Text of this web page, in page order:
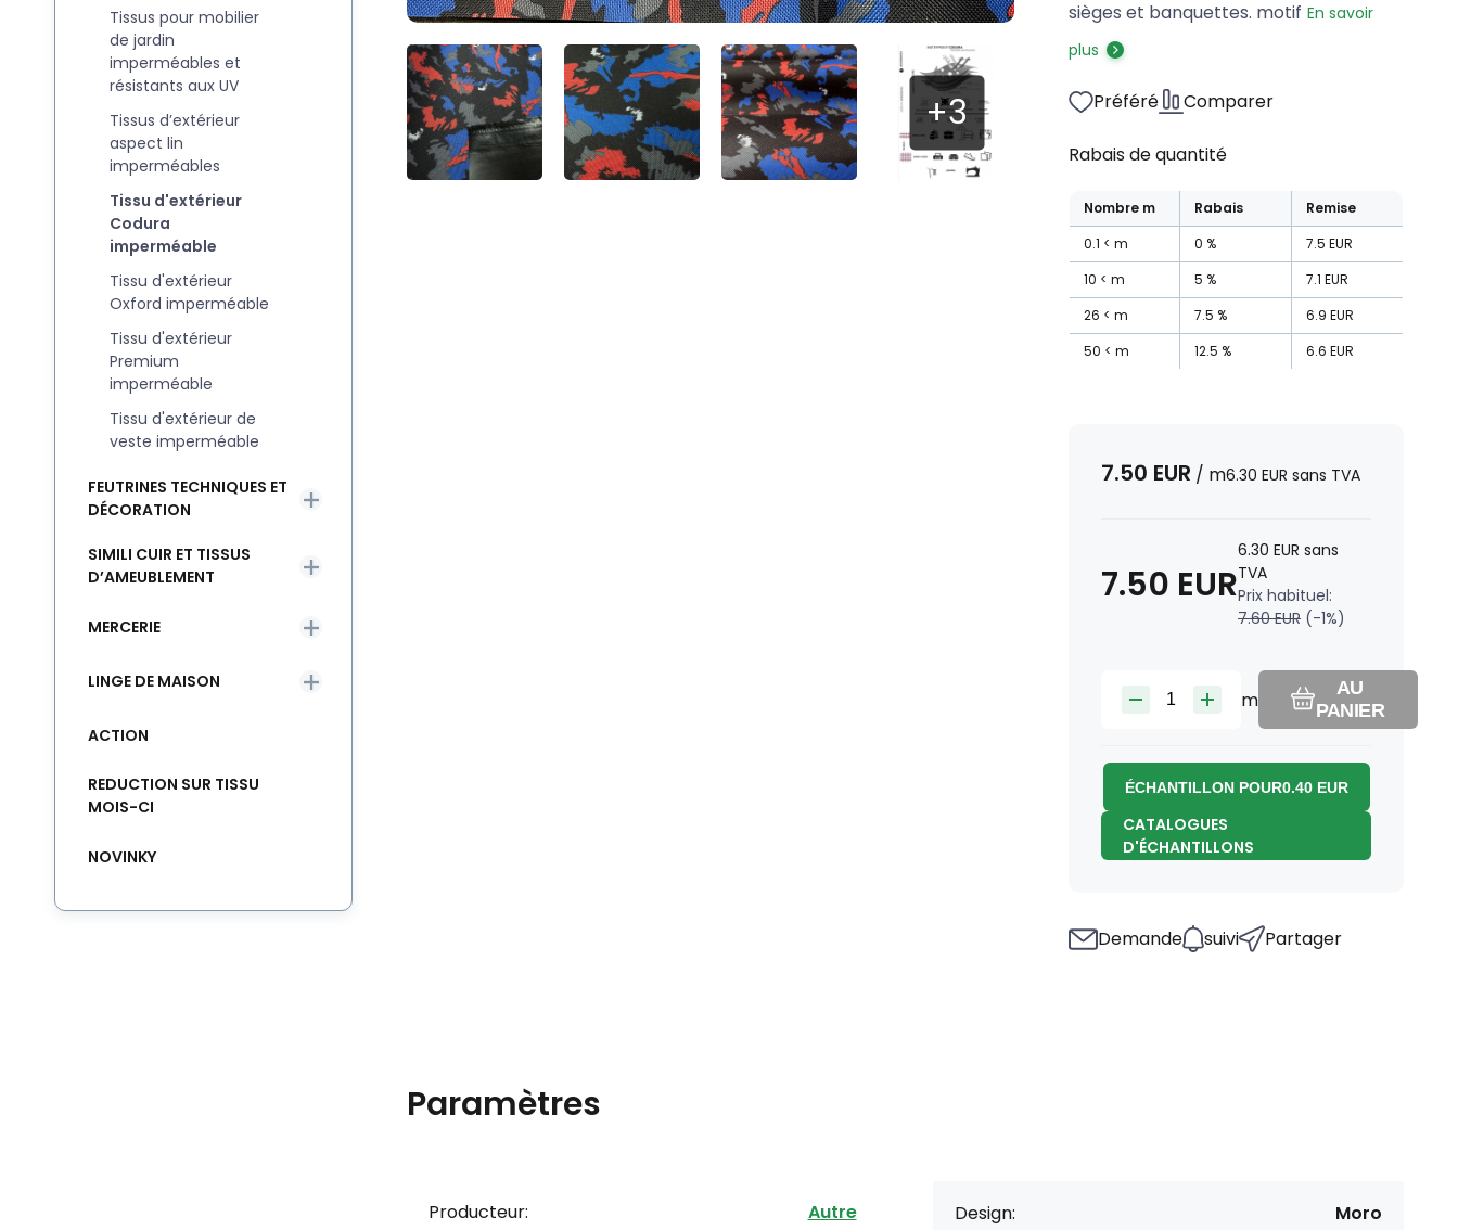
sièges et banquettes. motif En savoir
plus
Préféré Comparer
Rabais de quantité
Nombre m Rabais
Remise
0.1
m 0 % 7.5 EUR
10
m 5 % 7.1 EUR
26
m 7.5 % 6.9 EUR
50
m 12.5 % 6.6 EUR
7.50 EUR / m6.30 EUR sans TVA
7.50 EUR
6.30 EUR sans
TVA
Prix habituel:
7.60 EUR (-1%)
m
AU
PANIER
ÉCHANTILLON POUR0.40 EUR
CATALOGUES
D'ÉCHANTILLONS
Demande suivi Partager
Paramètres
Producteur: Autre Design: Moro
Tissus pour mobilier
de jardin
imperméables et
résistants aux UV
Tissus d’extérieur
aspect lin
imperméables
Tissu d'extérieur
Codura
imperméable
Tissu d'extérieur
Oxford imperméable
Tissu d'extérieur
Premium
imperméable
Tissu d'extérieur de
veste imperméable
FEUTRINES TECHNIQUES ET
DÉCORATION
SIMILI CUIR ET TISSUS
D’AMEUBLEMENT
MERCERIE
LINGE DE MAISON
ACTION
REDUCTION SUR TISSU
MOIS-CI
NOVINKY